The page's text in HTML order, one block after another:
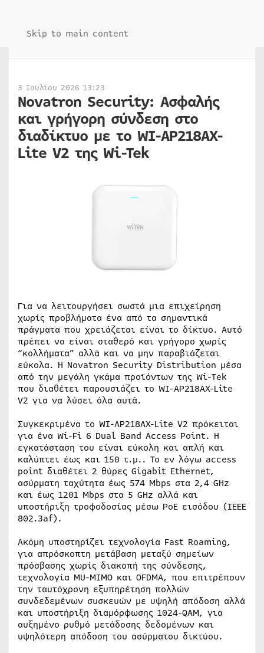
Skip to main content
3 Ιουλίου 2026 13:23
Novatron Security: Ασφαλής
και γρήγορη σύνδεση στο
διαδίκτυο με το WI-AP218AX-
Lite V2 της Wi-Tek
Για να λειτουργήσει σωστά μια επιχείρηση
χωρίς προβλήματα ένα από τα σημαντικά
πράγματα που χρειάζεται είναι το δίκτυο. Αυτό
πρέπει να είναι σταθερό και γρήγορο χωρίς
“κολλήματα” αλλά και να μην παραβιάζεται
εύκολα. Η Novatron Security Distribution μέσα
από την μεγάλη γκάμα προϊόντων της Wi-Tek
που διαθέτει παρουσιάζει το WI-AP218AX-Lite
V2 για να λύσει όλα αυτά.
Συγκεκριμένα το WI-AP218AX-Lite V2 πρόκειται
για ένα Wi-Fi 6 Dual Band Access Point. Η
εγκατάσταση του είναι εύκολη και απλή και
καλύπτει έως και 150 τ.μ.. Το εν λόγω access
point διαθέτει 2 θύρες Gigabit Ethernet,
ασύρματη ταχύτητα έως 574 Mbps στα 2,4 GHz
και έως 1201 Mbps στα 5 GHz αλλά και
υποστήριξη τροφοδοσίας μέσω PoE εισόδου (IEEE
802.3af).
Ακόμη υποστηρίζει τεχνολογία Fast Roaming,
για απρόσκοπτη μετάβαση μεταξύ σημείων
πρόσβασης χωρίς διακοπή της σύνδεσης,
τεχνολογία MU-MIMO και OFDMA, που επιτρέπουν
την ταυτόχρονη εξυπηρέτηση πολλών
συνδεδεμένων συσκευών με υψηλή απόδοση αλλά
και υποστήριξη διαμόρφωσης 1024-QAM, για
αυξημένο ρυθμό μετάδοσης δεδομένων και
υψηλότερη απόδοση του ασύρματου δικτύου.